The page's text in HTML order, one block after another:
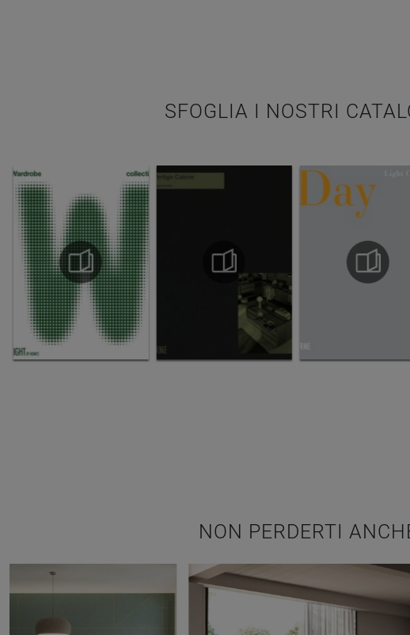
SFOGLIA I NOSTRI
NON PERDERTI